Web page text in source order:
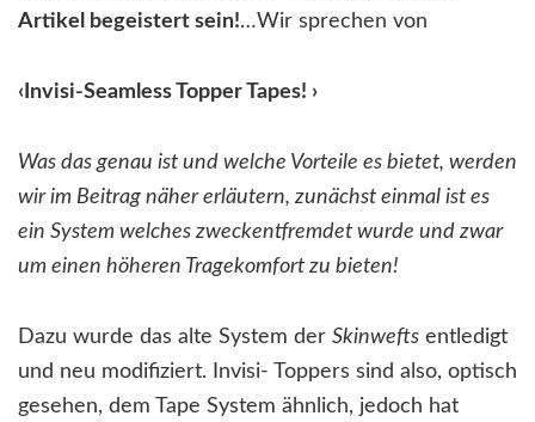
Artikel begeistert sein!…Wir sprechen von
‹Invisi-Seamless Topper Tapes! ›
Was das genau ist und welche Vorteile es bietet, werden
wir im Beitrag näher erläutern, zunächst einmal ist es
ein System welches zweckentfremdet wurde und zwar
um einen höheren Tragekomfort zu bieten!
Dazu wurde das alte System der Skinwefts entledigt
und neu modifiziert. Invisi- Toppers sind also, optisch
gesehen, dem Tape System ähnlich, jedoch hat